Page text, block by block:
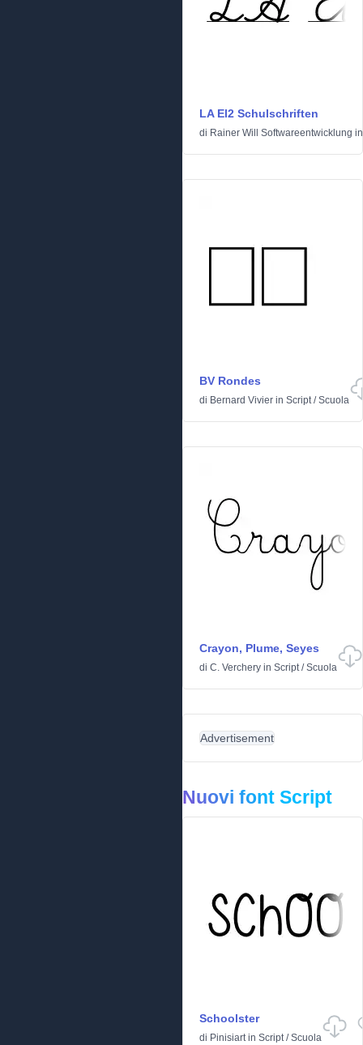
LA El2 Schulschriften
di Rainer Will Softwareentwicklung
BV Rondes
di Bernard Vivier in Script/Scuola
Crayon, Plume, Seyes
di C. Verchery in Script/Scuola
Advertisement
Nuovi font Script
Schoolster
di Pinisiartin Script/Scuola